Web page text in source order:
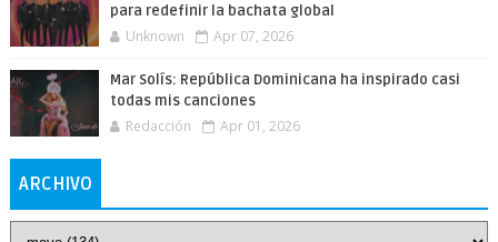
para redefinir la bachata global
Unknown Apr 07, 2026
Mar Solís: República Dominicana ha inspirado casi
todas mis canciones
Redacción Apr 01, 2026
ARCHIVO